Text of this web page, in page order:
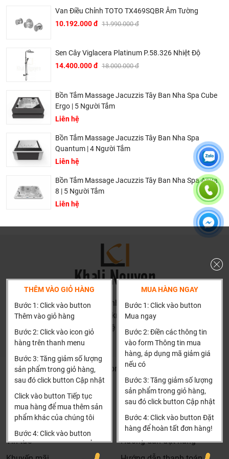
Kích thước lòng trong (không gian sử dụng): 1620 x 680 x
410 mm
yếm): 1770 x 810 x 420 mm
Dung tích: 260 Lít
Chất liệu: Galaxy ngọc trai và acrylic
Màu sắc: Trắng, kem, đen, cốm
Tính năng: Massage thủy lực, vòi sen tay, gối đầu, hệ
thống điều khiển.
Bản vẽ bồn tắm massage Amazon TP-8003
Đắm chìm trong lợi ích tuyệt vời từ bồn tắm massage
acrylic AMAZON TP-8003
Thư giãn sâu, tái tạo năng lượng toàn diện: Hãy để
những dòng nước massage mạnh mẽ cuốn trôi mọi căng
thẳng, mệt mỏi, mang lại sự thư thái tuyệt đối cho cả cơ
thể và tâm trí.
Nâng cao sức khỏe, cải thiện chất lượng cuộc sống: Việc
ngâm mình và massage thường xuyên giúp kích thích
tuần hoàn máu, giảm đau nhức cơ xương khớp, hỗ trợ
giấc ngủ sâu và ngon hơn, cho bạn một tinh thần sảng
Van Điều Chỉnh TOTO TX469SQBR Âm Tường
10.192.000 đ 11.990.000 đ
Sen Cây Viglacera Platinum P.58.326 Nhiệt Độ
14.400.000 đ 18.000.000 đ
Bồn Tắm Massage Jacuzzis Tây Ban Nha Spa Cube
Ergo | 5 Người Tắm
Liên hệ
Bồn Tắm Massage Jacuzzis Tây Ban Nha Spa
Quantum | 4 Người Tắm
Liên hệ
Bồn Tắm Massage Jacuzzis Tây Ban Nha Spa Aqua
8 | 5 Người Tắm
Liên hệ
THÊM VÀO GIỎ HÀNG
Bước 1: Click vào button
Thêm vào giỏ hàng
Bước 2: Click vào icon giỏ
hàng trên thanh menu
Bước 3: Tăng giảm số lượng
sản phẩm trong giỏ hàng,
sau đó click button Cập nhật
Click vào button Tiếp tục
mua hàng để mua thêm sản
phẩm khác của chúng tôi
Bước 4: Click vào button
Tiến hành thanh toán để
thanh toán đơn hàng của
MUA HÀNG NGAY
Bước 1: Click vào button
Mua ngay
Bước 2: Điền các thông tin
vào form Thông tin mua
hàng, áp dụng mã giảm giá
nếu có
Bước 3: Tăng giảm số lượng
sản phẩm trong giỏ hàng,
sau đó click button Cập nhật
Bước 4: Click vào button Đặt
hàng để hoàn tất đơn hàng!
Xin cảm ơn khách hàng!!!
HN: số 160 đường Văn Minh, Di Trạch, Hoài Đức, Hà Nội
(Cách đại học công nghiệp 1 km)
HCM và các tỉnh khác: Liên hệ hotline để được hướng dẫn
đặt hàng
Khalinguyen.vn@gmail.com
0904501766
Thông tin
Tìm đại lý & Hợp tác
Tin tức
Thông tin thêm
Hướng dẫn mua hàng
Hướng dẫn đặt hàng